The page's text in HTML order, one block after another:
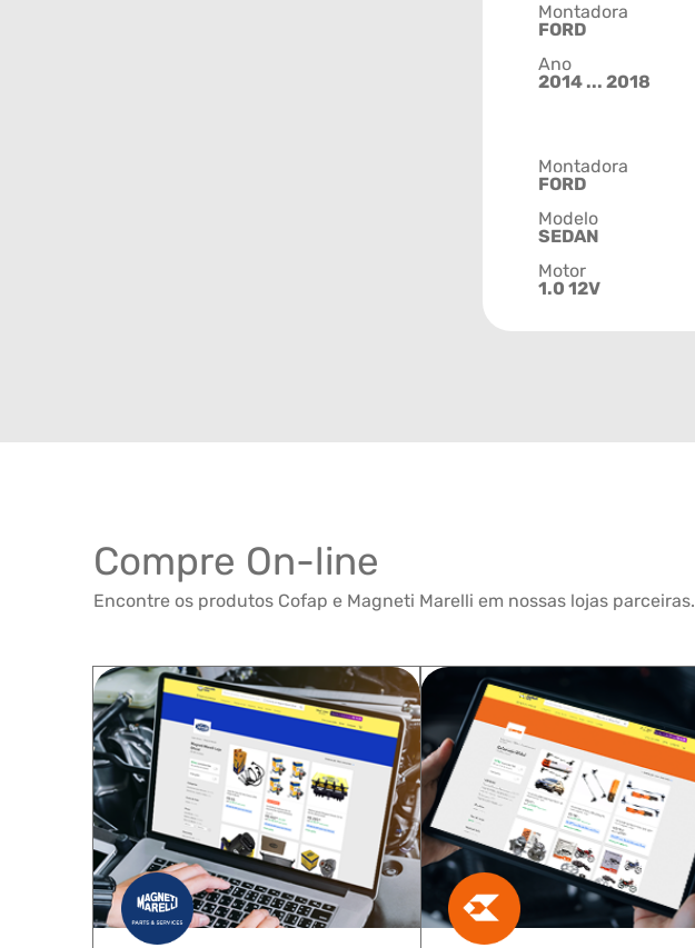
Montadora
FORD
Ano
2014 ... 2018
Montadora
FORD
Modelo
SEDAN
Motor
1.0 12V
Compre On-line
Encontre os produtos Cofap e Magneti Marelli em nossas lojas parceiras.